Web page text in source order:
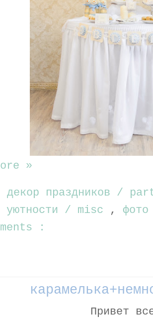
»
декор праздников /
уютности / misc
,
:
Привет